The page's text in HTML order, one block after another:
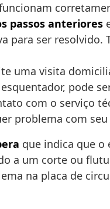
passos anteriores
para ser
uma visita
pode
com o serviço
problema com
que indica que o
a um corte ou
na placa de